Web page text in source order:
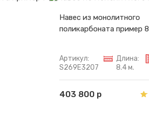
Навес из монолитного
поликарбоната пример 8
Артикул:
S269E3207
Длина:
8.4 м.
403 800 р